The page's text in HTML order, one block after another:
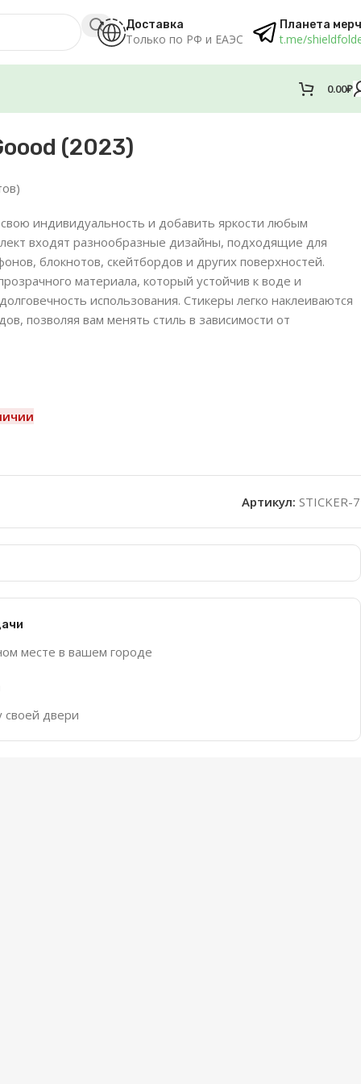
Доставка
Только по РФ и ЕАЭС
Планета
t.me/
0.00₽
(2023)
индивидуальность и добавить яркости любым
входят разнообразные дизайны, подходящие для
блокнотов, скейтбордов и других поверхностей.
материала, который устойчив к воде и
использования. Стикеры легко наклеиваются
позволяя вам менять стиль в зависимости от
Артикул: STICKER-7
месте в вашем городе
своей двери